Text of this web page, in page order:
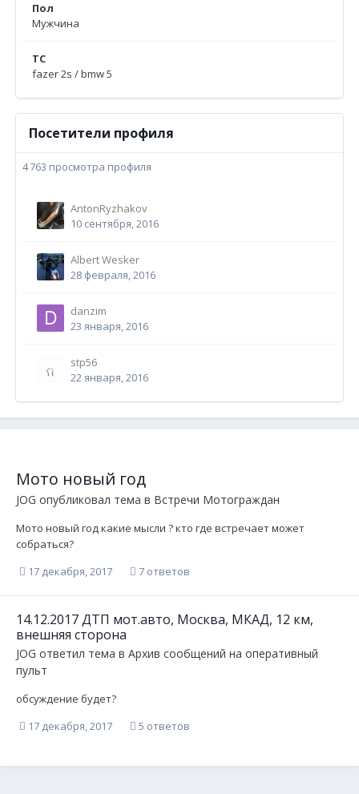
Пол
Мужчина
ТС
fazer 2s / bmw 5
Посетители профиля
4 763 просмотра профиля
AntonRyzhakov
10 сентября, 2016
Albert Wesker
28 февраля, 2016
danzim
23 января, 2016
stp56
22 января, 2016
Мото новый год
JOG опубликовал тема в Встречи Мотограждан
Мото новый год какие мысли ? кто где встречает может
собраться?
17 декабря, 2017
7 ответов
14.12.2017 ДТП мот.авто, Москва, МКАД, 12 км,
внешняя сторона
JOG ответил тема в Архив сообщений на оперативный
пульт
обсуждение будет?
17 декабря, 2017
5 ответов